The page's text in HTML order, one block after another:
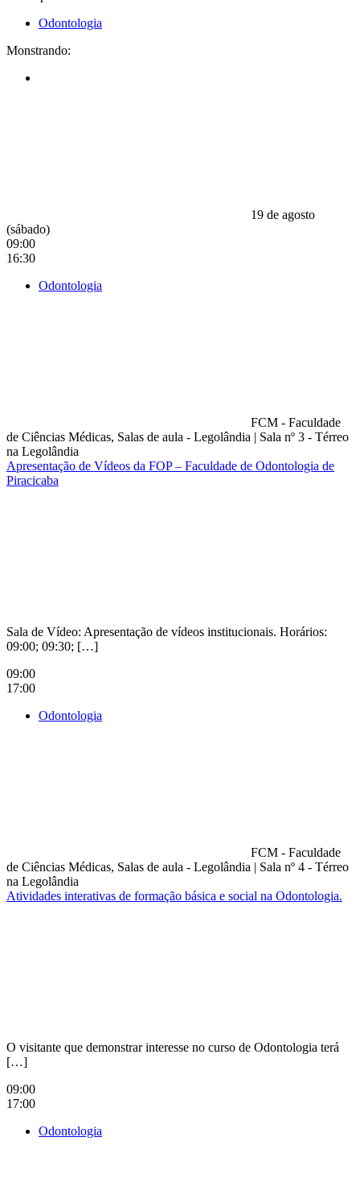
Odontologia
Monstrando:
19 de agosto
(sábado)
09:00
16:30
Odontologia
FCM - Faculdade
de Ciências Médicas, Salas de aula - Legolândia | Sala nº 3 - Térreo
na Legolândia
Apresentação de Vídeos da FOP – Faculdade de Odontologia de
Piracicaba
Sala de Vídeo: Apresentação de vídeos institucionais. Horários:
09:00; 09:30; […]
09:00
17:00
Odontologia
FCM - Faculdade
de Ciências Médicas, Salas de aula - Legolândia | Sala nº 4 - Térreo
na Legolândia
Atividades interativas de formação básica e social na Odontologia.
O visitante que demonstrar interesse no curso de Odontologia terá
[…]
09:00
17:00
Odontologia